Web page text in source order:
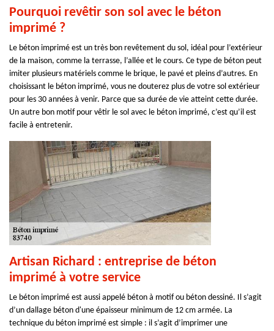
Pourquoi revêtir son sol avec le béton
imprimé ?
Le béton imprimé est un très bon revêtement du sol, idéal pour l’extérieur
de la maison, comme la terrasse, l’allée et le cours. Ce type de béton peut
imiter plusieurs matériels comme le brique, le pavé et pleins d’autres. En
choisissant le béton imprimé, vous ne douterez plus de votre sol extérieur
pour les 30 années à venir. Parce que sa durée de vie atteint cette durée.
Un autre bon motif pour vêtir le sol avec le béton imprimé, c’est qu’il est
facile à entretenir.
Artisan Richard : entreprise de béton
imprimé à votre service
Le béton imprimé est aussi appelé béton à motif ou béton dessiné. Il s’agit
d’un dallage béton d'une épaisseur minimum de 12 cm armée. La
technique du béton imprimé est simple : il s’agit d’imprimer une